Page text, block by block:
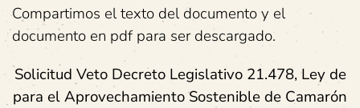
Compartimos el texto del documento y el
documento en pdf para ser descargado.
Solicitud Veto Decreto Legislativo 21.478, Ley de
para el Aprovechamiento Sostenible de Camarón